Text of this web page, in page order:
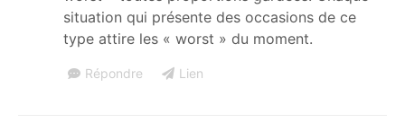
situation qui présente des occasions de ce
type attire les « worst » du moment.
Répondre Lien